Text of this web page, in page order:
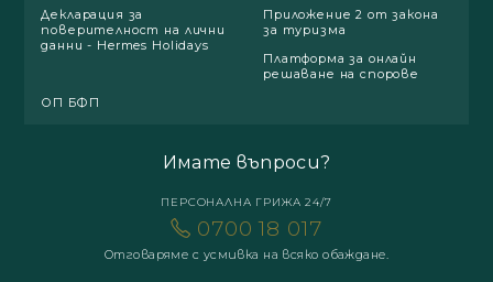
Декларация за
поверителност на лични
данни - Hermes Holidays
Приложение 2 от закона
за туризма
Платформа за онлайн
решаване на спорове
ОП БФП
Имате въпроси?
ПЕРСОНАЛНА ГРИЖА 24/7
0700 18 017
Отговаряме с усмивка на всяко обаждане.